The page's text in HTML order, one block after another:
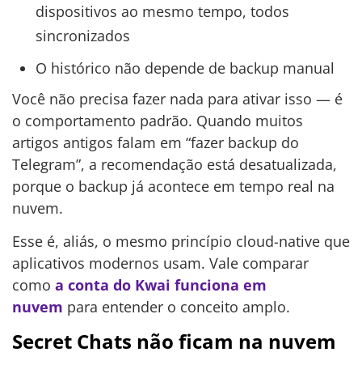
dispositivos ao mesmo tempo, todos
sincronizados
O histórico não depende de backup manual
Você não precisa fazer nada para ativar isso — é
o comportamento padrão. Quando muitos
artigos antigos falam em “fazer backup do
Telegram”, a recomendação está desatualizada,
porque o backup já acontece em tempo real na
nuvem.
Esse é, aliás, o mesmo princípio cloud-native que
aplicativos modernos usam. Vale comparar
como a conta do Kwai funciona em
nuvem para entender o conceito amplo.
Secret Chats não ficam na nuvem